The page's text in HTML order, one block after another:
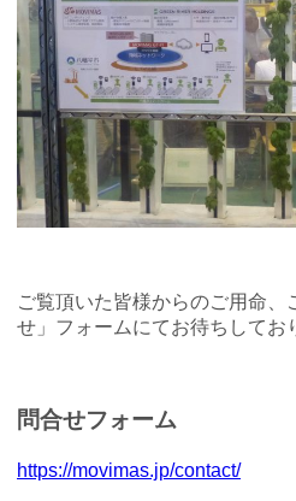
ご覧頂いた皆様からのご用命
せ」フォームにてお待ちしてお
問合せフォーム
https://movimas.jp/contact/